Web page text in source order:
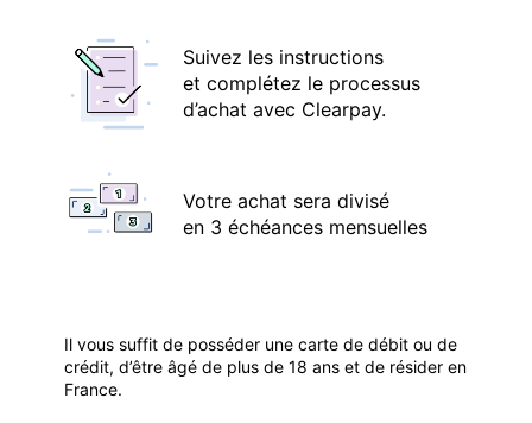
Suivez les instructions
et complétez le processus
d’achat avec Clearpay.
Votre achat sera divisé
en 3 échéances mensuelles
Il vous suffit de posséder une carte de débit ou de
crédit, d’être âgé de plus de 18 ans et de résider en
France.